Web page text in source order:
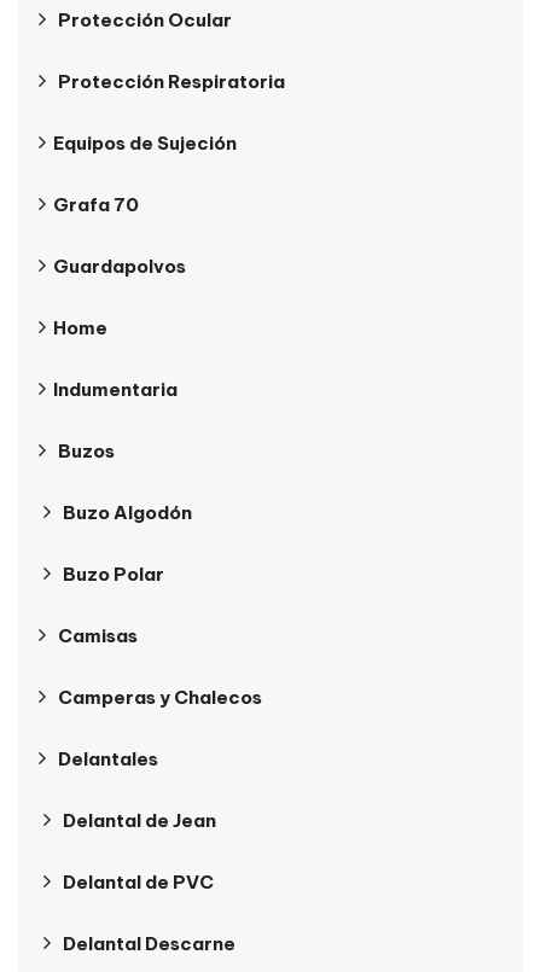
Protección Ocular
Protección Respiratoria
Equipos de Sujeción
Grafa 70
Guardapolvos
Home
Indumentaria
Buzos
Buzo Algodón
Buzo Polar
Camisas
Camperas y Chalecos
Delantales
Delantal de Jean
Delantal de PVC
Delantal Descarne